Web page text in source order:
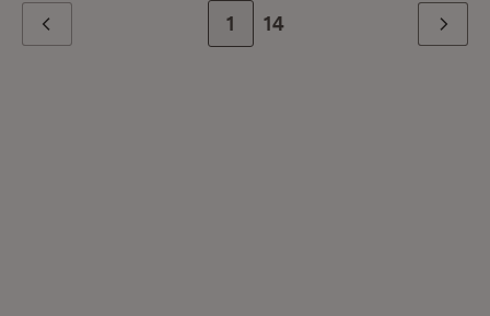
Zur Seite
1 Zur letzten Seite
14 Weiter